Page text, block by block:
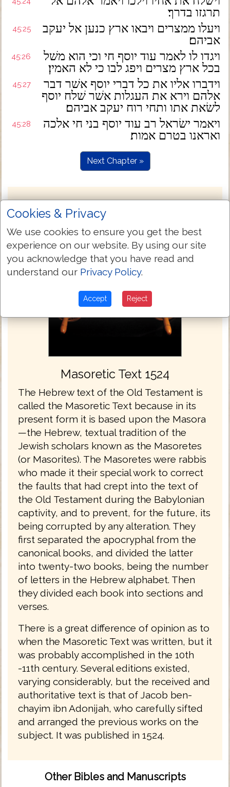
תרגזו בדרך׃
45:25
ויעלו ממצרים ויבאו ארץ כנען אל יעקב
אביהם׃
45:26
ויגדו לו לאמר עוד יוסף חי וכי הוא משׁל
בכל ארץ מצרים ויפג לבו כי לא האמין׃
45:27
וידברו אליו את כל דברי יוסף אשׁר דבר
אלהם וירא את העגלות אשׁר שׁלח יוסף
לשׂאת אתו ותחי רוח יעקב אביהם׃
45:28
ויאמר ישׂראל רב עוד יוסף בני חי אלכה
ואראנו בטרם אמות׃
Next Chapter »
Masoretic Text 1524
The Hebrew text of the Old Testament is
called the Masoretic Text because in its
present form it is based upon the Masora
—the Hebrew, textual tradition of the
Jewish scholars known as the Masoretes
(or Masorites). The Masoretes were rabbis
who made it their special work to correct
the faults that had crept into the text of
the Old Testament during the Babylonian
captivity, and to prevent, for the future, its
being corrupted by any alteration. They
first separated the apocryphal from the
canonical books, and divided the latter
into twenty-two books, being the number
of letters in the Hebrew alphabet. Then
they divided each book into sections and
verses.
There is a great difference of opinion as to
when the Masoretic Text was written, but it
was probably accomplished in the 10th
-11th century. Several editions existed,
varying considerably, but the received and
authoritative text is that of Jacob ben-
chayim ibn Adonijah, who carefully sifted
and arranged the previous works on the
subject. It was published in 1524.
Other Bibles and Manuscripts
Cookies & Privacy
We use cookies to ensure you get the best
experience on our website. By using our site
you acknowledge that you have read and
understand our Privacy Policy.
Accept Reject